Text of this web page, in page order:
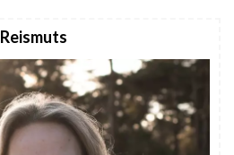
Reismuts